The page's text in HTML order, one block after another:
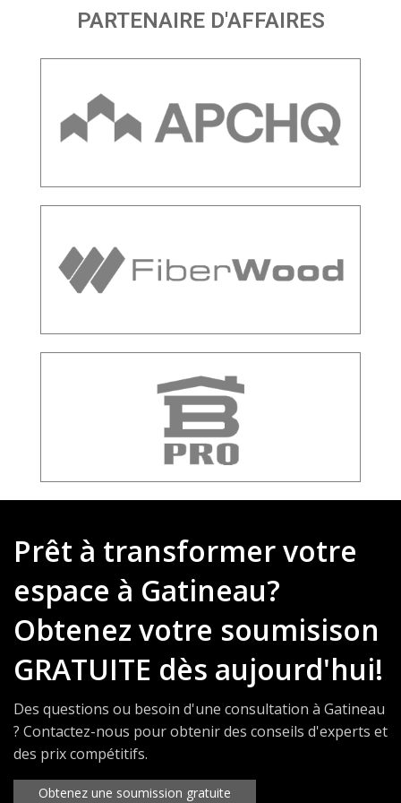
PARTENAIRE D'AFFAIRES
Prêt à transformer votre
espace à Gatineau?
Obtenez votre soumisison
GRATUITE dès aujourd'hui!
Des questions ou besoin d'une consultation à Gatineau
? Contactez-nous pour obtenir des conseils d'experts et
des prix compétitifs.
Obtenez une soumission gratuite